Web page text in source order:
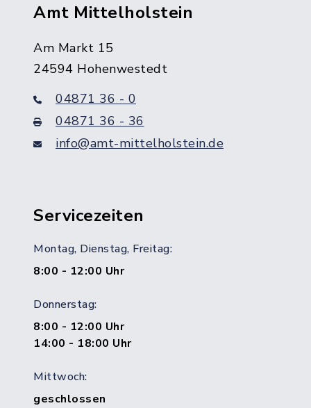
Amt Mittelholstein
Am Markt 15
24594 Hohenwestedt
04871 36 - 0
04871 36 - 36
info@amt-mittelholstein.de
Servicezeiten
Montag, Dienstag, Freitag:
8:00 - 12:00 Uhr
Donnerstag:
8:00 - 12:00 Uhr
14:00 - 18:00 Uhr
Mittwoch:
geschlossen